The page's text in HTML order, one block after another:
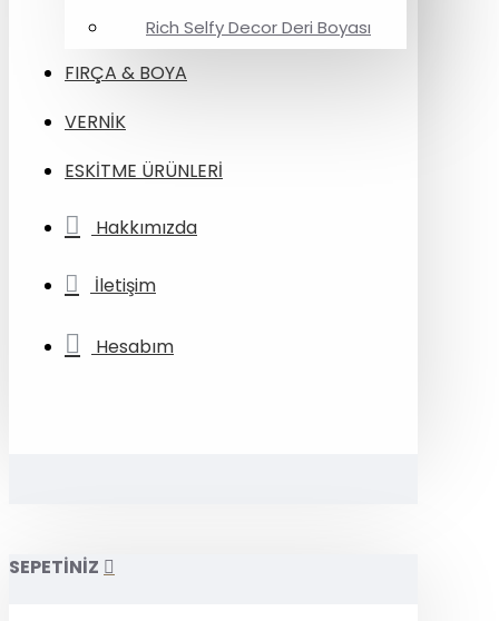
Rich Selfy Decor Deri Boyası
FIRÇA & BOYA
VERNİK
ESKİTME ÜRÜNLERİ
Hakkımızda
İletişim
Hesabım
SEPETİNİZ